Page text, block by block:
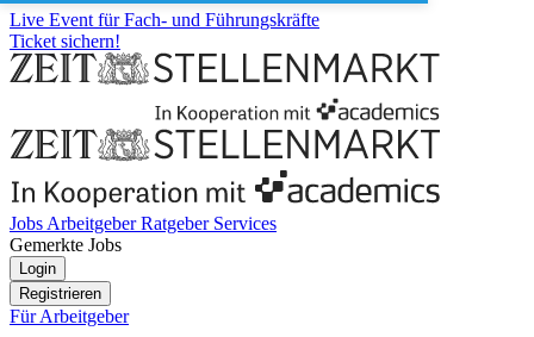
Live Event für Fach- und Führungskräfte
Ticket sichern!
Jobs ArbeitgeberRatgeber Services
Gemerkte Jobs
Login
Registrieren
Für Arbeitgeber